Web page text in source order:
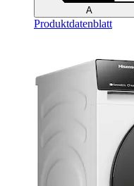
A
Produktdatenblatt